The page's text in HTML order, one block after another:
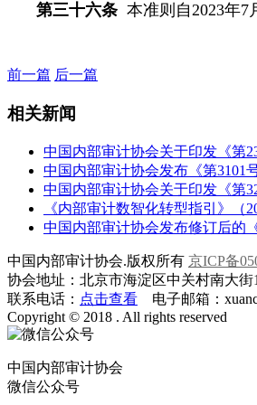
第三十六条 本准则自2023年
前一篇 后一篇
相关新闻
中国内部审计协会关于印发《第
中国内部审计协会发布《第3101
中国内部审计协会关于印发《第
《内部审计数智化转型指引》（
中国内部审计协会发布修订后的
中国内部审计协会.版权所有 京ICP备
协会地址：北京市海淀区中关村南大
联系电话： 点击查看 电子邮箱：
Copyright © 2018 . All rights reserved
中国内部审计协会
微信公众号